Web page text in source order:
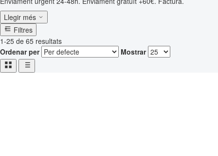
Llegir més
Filtres
1-25 de 65 resultats
Ordenar per
Mostrar